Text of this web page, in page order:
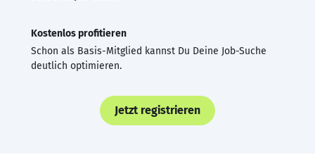
Kostenlos profitieren
Schon als Basis-Mitglied kannst Du Deine Job-Suche
deutlich optimieren.
Jetzt registrieren